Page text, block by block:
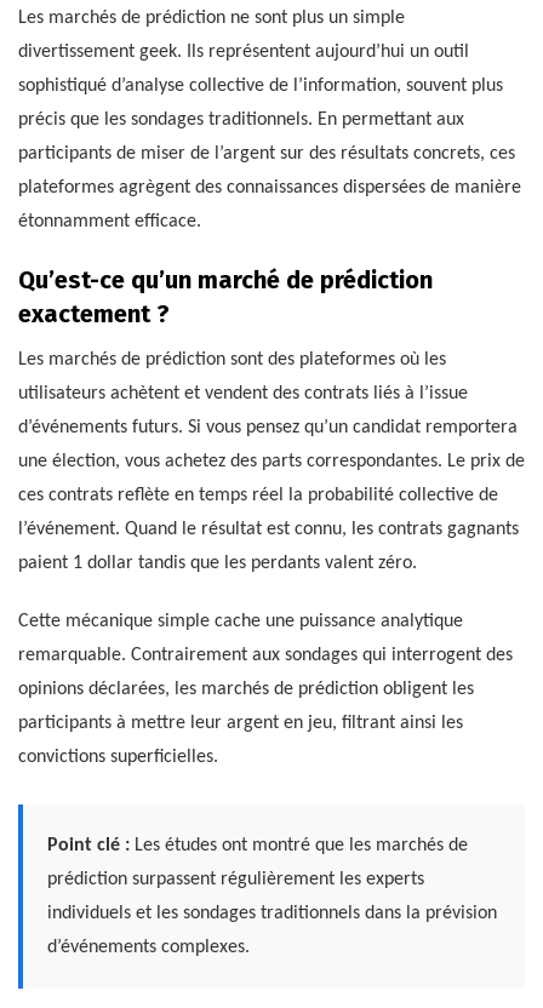
Les marchés de prédiction ne sont plus un simple
divertissement geek. Ils représentent aujourd’hui un outil
sophistiqué d’analyse collective de l’information, souvent plus
précis que les sondages traditionnels. En permettant aux
participants de miser de l’argent sur des résultats concrets, ces
plateformes agrègent des connaissances dispersées de manière
étonnamment efficace.
Qu’est-ce qu’un marché de prédiction
exactement ?
Les marchés de prédiction sont des plateformes où les
utilisateurs achètent et vendent des contrats liés à l’issue
d’événements futurs. Si vous pensez qu’un candidat remportera
une élection, vous achetez des parts correspondantes. Le prix de
ces contrats reflète en temps réel la probabilité collective de
l’événement. Quand le résultat est connu, les contrats gagnants
paient 1 dollar tandis que les perdants valent zéro.
Cette mécanique simple cache une puissance analytique
remarquable. Contrairement aux sondages qui interrogent des
opinions déclarées, les marchés de prédiction obligent les
participants à mettre leur argent en jeu, filtrant ainsi les
convictions superficielles.
Point clé : Les études ont montré que les marchés de
prédiction surpassent régulièrement les experts
individuels et les sondages traditionnels dans la prévision
d’événements complexes.